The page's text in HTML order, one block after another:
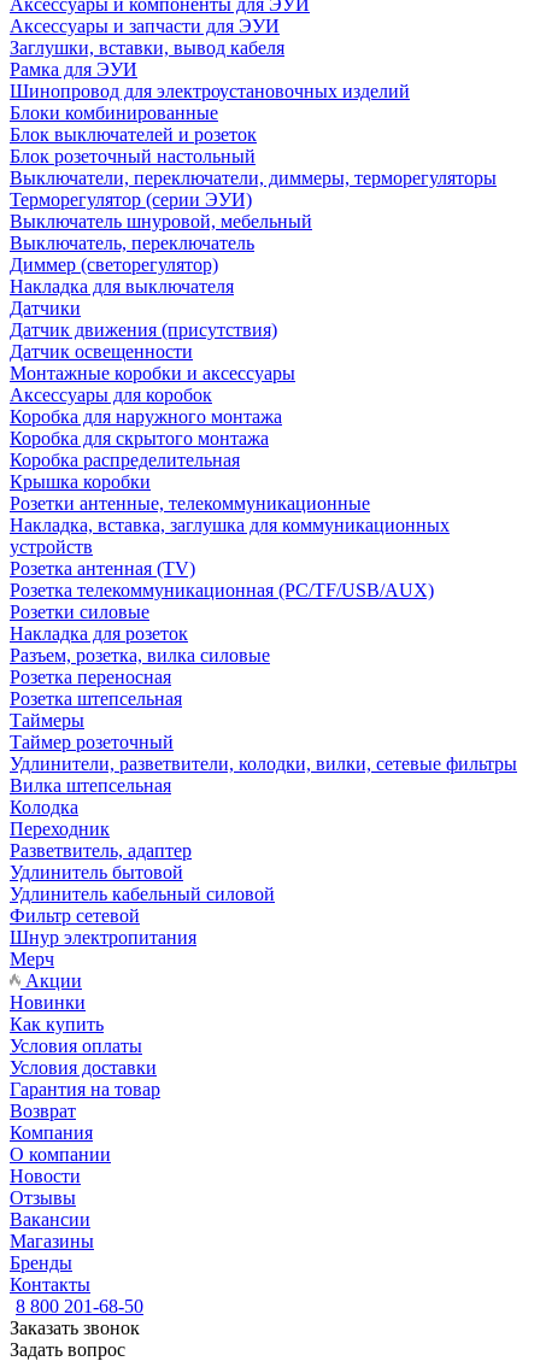
Аксессуары и компоненты для ЭУИ
Аксессуары и запчасти для ЭУИ
Заглушки, вставки, вывод кабеля
Рамка для ЭУИ
Шинопровод для электроустановочных изделий
Блоки комбинированные
Блок выключателей и розеток
Блок розеточный настольный
Выключатели, переключатели, диммеры, терморегуляторы
Терморегулятор (серии ЭУИ)
Выключатель шнуровой, мебельный
Выключатель, переключатель
Диммер (светорегулятор)
Накладка для выключателя
Датчики
Датчик движения (присутствия)
Датчик освещенности
Монтажные коробки и аксессуары
Аксессуары для коробок
Коробка для наружного монтажа
Коробка для скрытого монтажа
Коробка распределительная
Крышка коробки
Розетки антенные, телекоммуникационные
Накладка, вставка, заглушка для коммуникационных
устройств
Розетка антенная (TV)
Розетка телекоммуникационная (PC/TF/USB/AUX)
Розетки силовые
Накладка для розеток
Разъем, розетка, вилка силовые
Розетка переносная
Розетка штепсельная
Таймеры
Таймер розеточный
Удлинители, разветвители, колодки, вилки, сетевые фильтры
Вилка штепсельная
Колодка
Переходник
Разветвитель, адаптер
Удлинитель бытовой
Удлинитель кабельный силовой
Фильтр сетевой
Шнур электропитания
Мерч
Акции
Новинки
Как купить
Условия оплаты
Условия доставки
Гарантия на товар
Возврат
Компания
О компании
Новости
Отзывы
Вакансии
Магазины
Бренды
Контакты
8 800 201-68-50
Заказать звонок
Задать вопрос